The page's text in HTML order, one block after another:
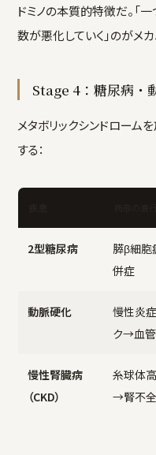
ドミノの本質的特徴だ。「
数が悪化していく」のがメ
Stage 4：糖尿病・
メタボリックシンドローム
する：
2型糖尿病
膵β細
併症
動脈硬化
慢性炎
ク→血
慢性腎臓病
（CKD）
糸球体
→腎不全